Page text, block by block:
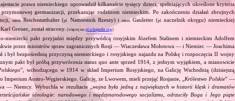
prawa niemieckiego uprowadził kilkanaście tysięcy dzieci, spełniających określone kryteria
germanizacji, przekazując rodzinom niemieckim. Po zakończeniu działań zbrojnych
niem.Reichsstatthalter (pl. Namiestnik Rzeszy) i niem.Gauleiter (pl.
naczelnik okręgu) niemieckiej
Greiser, został stracony. (więcej na:pl.wikipedia.org)
pakt przyjaźni między przywódcą rosyjskim Józefem Stalinem i niemieckim Adolfem
przez ministrów spraw zagranicznych Rosji — Wiaczesława Mołotowa — i Niemiec — Joachima
był bezpośrednią przyczyną niemieckiego i rosyjskiego najazdu na Polskę i rozpoczęcia II wojny
pakt był próbą przywrócenia status quo ante sprzed 1914, z jednym wyjątkiem, a mianowicie
”, wchodzącego w 1914 w skład Imperium Rosyjskiego, na Galicję Wschodnią (dzisiejszą
Imperium Austro‐Węgierskiego. Galicję, ze Lwowem, mieli przejąć Rosjanie, „ Królestwo Polskie” —
— Niemcy. Wybuchła w rezultacie „ wojna była jedną z największych w historii klęsk i dramatów
ideologie: narodowego i międzynarodowego socjalizmu, odrzuciły Boga i Jego piąte